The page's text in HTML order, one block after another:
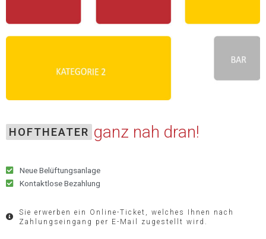
HOFTHEATER ganz nah dran!
Neue Belüftungsanlage
Kontaktlose Bezahlung
Sie erwerben ein Online-Ticket, welches Ihnen nach
Zahlungseingang per E-Mail zugestellt wird.